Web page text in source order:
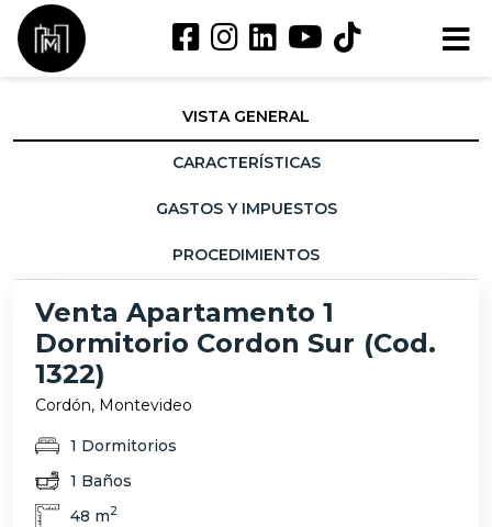
VISTA GENERAL
CARACTERÍSTICAS
GASTOS Y IMPUESTOS
PROCEDIMIENTOS
Venta Apartamento 1
Dormitorio Cordon Sur (Cod.
1322)
Cordón, Montevideo
1 Dormitorios
1 Baños
48 m2